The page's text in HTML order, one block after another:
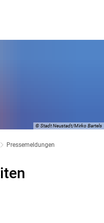
© Stadt Neustadt/Mirko Bartels
Pressemeldungen